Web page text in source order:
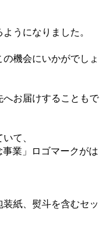
うになりました。
機会にいかがでしょ
お届けすることもで
て、
業」ロゴマークがは
紙、熨斗を含むセッ